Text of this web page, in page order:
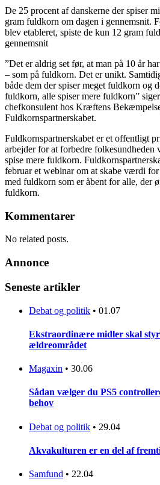
De 25 procent af danskerne der spiser
gram fuldkorn om dagen i gennemsnit.
blev etableret, spiste de kun 12 gram
gennemsnit
”Det er aldrig set før, at man på 10 år
– som på fuldkorn. Det er unikt.
både dem der spiser meget fuldkorn og
fuldkorn, alle spiser mere fuldkorn”
chefkonsulent hos Kræftens
Fuldkornspartnerskabet.
Fuldkornspartnerskabet er et offentligt
arbejder for at forbedre folkesundheden
spise mere fuldkorn.
februar et webinar om at skabe værdi
med fuldkorn som er åbent for alle, der
fuldkorn.
Kommentarer
No related posts.
Annonce
Seneste artikler
Debat og politik • 01.07
Ekstraordinære midler skal
ældreområdet
Magaxin • 30.06
Sådan vælger du PS5
behov
Debat og politik • 29.04
Akvakulturen er en del af
Samfund • 22.04